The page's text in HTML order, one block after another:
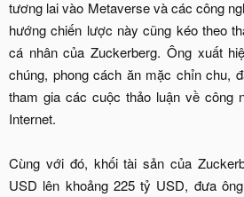
tương lai vào Metaverse và các công
hướng chiến lược này cũng kéo theo
cá nhân của Zuckerberg. Ông xuất
chúng, phong cách ăn mặc chỉn chu,
tham gia các cuộc thảo luận về công
Internet.
Cùng với đó, khối tài sản của
USD lên khoảng 225 tỷ USD, đưa